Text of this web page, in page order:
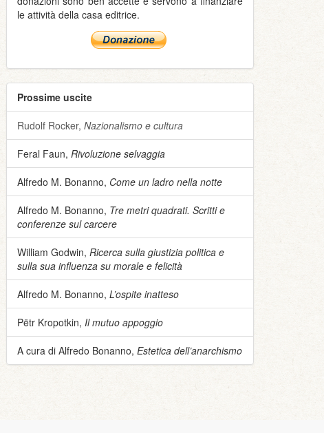
le attività della casa editrice.
Prossime uscite
Rudolf Rocker, Nazionalismo e cultura
Feral Faun, Rivoluzione selvaggia
Alfredo M. Bonanno, Come un ladro nella notte
Alfredo M. Bonanno, Tre metri quadrati. Scritti e
conferenze sul carcere
William Godwin, Ricerca sulla giustizia politica e
sulla sua influenza su morale e felicità
Alfredo M. Bonanno, L’ospite inatteso
Pëtr Kropotkin, Il mutuo appoggio
A cura di Alfredo Bonanno, Estetica dell’anarchismo